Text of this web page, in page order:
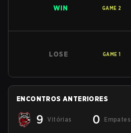
WIN GAME 2
LOSE GAME 1
ENCONTROS ANTERIORES
9 Vitórias 0 Empates